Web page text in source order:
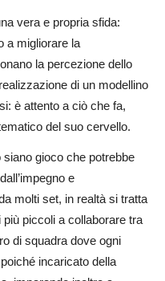
vera e propria sfida:
a migliorare la
la percezione dello
di un modellino
è attento a ciò che fa,
del suo cervello.
gioco che potrebbe
e
molti set, in realtà si tratta
piccoli a collaborare tra
di squadra dove ogni
incaricato della